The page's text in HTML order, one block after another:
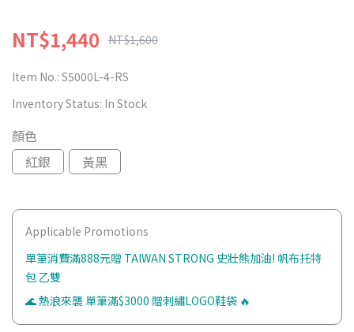
NT$1,440 NT$1,600
Item No.: S5000L-4-RS
Inventory Status: In Stock
顏色
紅銀
黃黑
Applicable Promotions
單筆消費滿888元贈 TAIWAN STRONG 史壯熊加油! 帆布托特
包 乙雙
🌊 熱浪來襲 單筆滿$3000 贈刺繡LOGO鞋袋 🔥